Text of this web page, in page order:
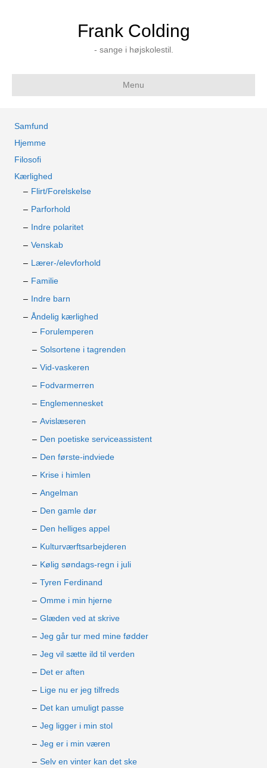
Frank Colding
- sange i højskolestil.
Menu
Samfund
Hjemme
Filosofi
Kærlighed
Flirt/Forelskelse
Parforhold
Indre polaritet
Venskab
Lærer-/elevforhold
Familie
Indre barn
Åndelig kærlighed
Forulemperen
Solsortene i tagrenden
Vid-vaskeren
Fodvarmerren
Englemennesket
Avislæseren
Den poetiske serviceassistent
Den første-indviede
Krise i himlen
Angelman
Den gamle dør
Den helliges appel
Kulturværftsarbejderen
Kølig søndags-regn i juli
Tyren Ferdinand
Omme i min hjerne
Glæden ved at skrive
Jeg går tur med mine fødder
Jeg vil sætte ild til verden
Det er aften
Lige nu er jeg tilfreds
Det kan umuligt passe
Jeg ligger i min stol
Jeg er i min væren
Selv en vinter kan det ske